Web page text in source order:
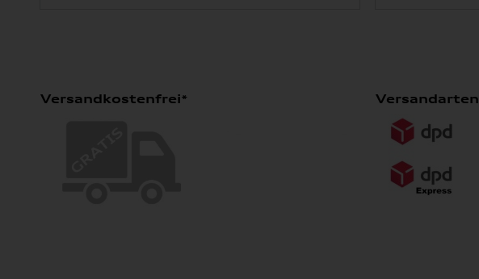
Versandkostenfrei* Versandarten